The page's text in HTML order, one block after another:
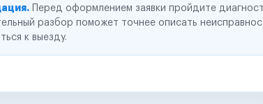
Перед оформлением заявки пройдите
разбор поможет точнее описать
к выезду.